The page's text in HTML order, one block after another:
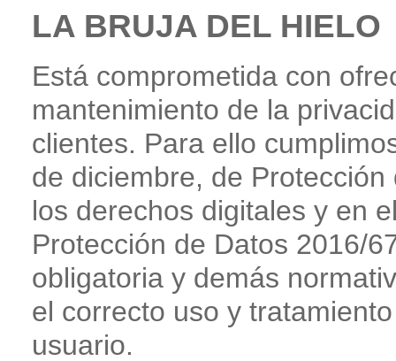
LA BRUJA DEL HIELO
Está comprometida con
mantenimiento de la
clientes. Para ello
de diciembre, de
los derechos digitales y en
Protección de Datos 2016/
obligatoria y demás
el correcto uso y
usuario.